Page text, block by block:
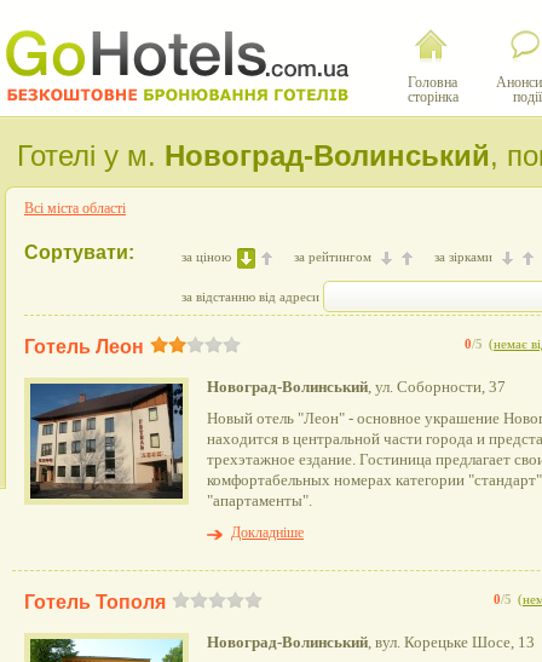
Головна
сторінка
події
Готелі у м. Новоград-Волинський,
Всі міста області
Сортувати: за ціною за рейтингом за зірками
за відстанню від адреси
0/5 (немає
Готель Леон
Новоград-Волинський, ул. Соборности, 37
Новый отель "Леон" - основное украшение
находится в центральной части города и
трехэтажное ездание. Гостиница предлагает
комфортабельных номерах категории
"апартаменты".
Докладніше
0/5 (
Готель Тополя
Новоград-Волинський, вул. Корецьке Шосе, 13